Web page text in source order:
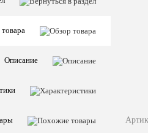
Описание